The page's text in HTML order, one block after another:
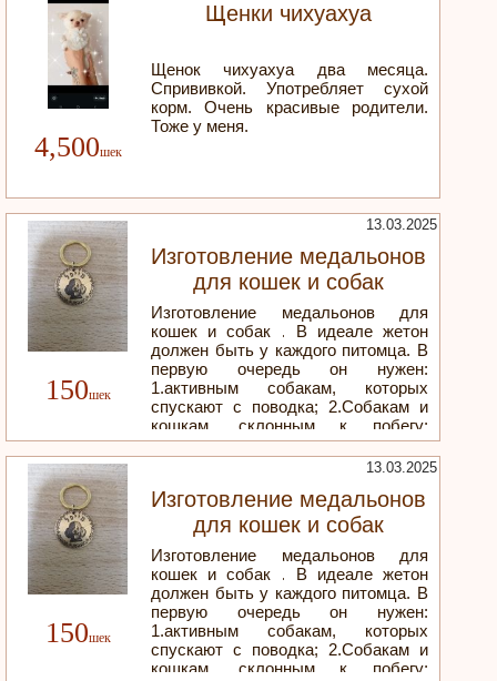
Щенки чихуахуа
Щенок чихуахуа два месяца.
Спрививкой. Употребляет сухой
корм. Очень красивые родители.
Тоже у меня.
4,500
Изготовление медальонов
для кошек и собак
Изготовление медальонов для
кошек и собак . В идеале жетон
должен быть у каждого питомца. В
первую очередь он нужен:
1.активным собакам, которых
спускают с поводка; 2.Собакам и
кошкам, склонным к побегу;
Доставка по всей стране ДЛЯ
ЗАКАЗА 050-8119024 ИЛИ
ВАТСАП
150
13.03.2025
Изготовление медальонов
для кошек и собак
Изготовление медальонов для
кошек и собак . В идеале жетон
должен быть у каждого питомца. В
первую очередь он нужен:
1.активным собакам, которых
спускают с поводка; 2.Собакам и
кошкам, склонным к побегу;
150
13.03.2025